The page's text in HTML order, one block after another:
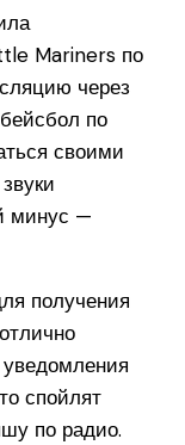
Mariners по
через
по
своими
минус —
получения
спойлят
по радио.